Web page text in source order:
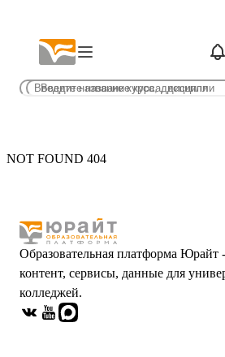
NOT FOUND 404
Образовательная платформа Юрайт
контент, сервисы, данные для
колледжей.